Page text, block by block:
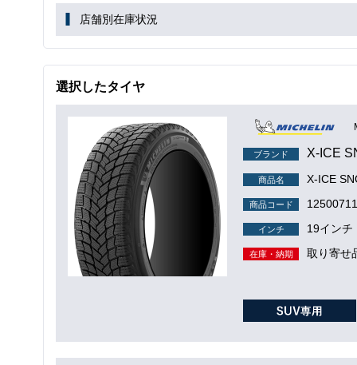
店舗別在庫状況
選択したタイヤ
ブランド X-ICE
商品名 X-ICE
商品コード 12500711
インチ 19インチ
在庫・納期 取り寄せ